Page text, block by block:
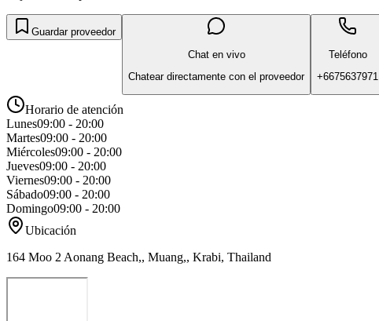
Guardar proveedor
Chat en vivo
Chatear directamente con el proveedor
Teléfono
+6675637971
Horario de atención
Lunes09:00 - 20:00
Martes09:00 - 20:00
Miércoles09:00 - 20:00
Jueves09:00 - 20:00
Viernes09:00 - 20:00
Sábado09:00 - 20:00
Domingo09:00 - 20:00
Ubicación
164 Moo 2 Aonang Beach,, Muang,, Krabi, Thailand